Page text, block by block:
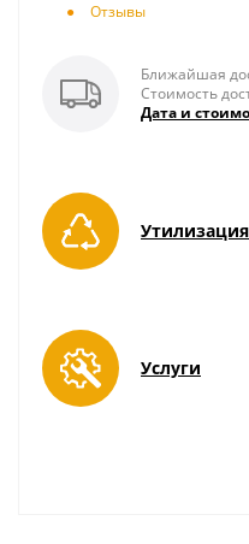
Отзывы
Ближайшая
Стоимость
Дата и
Услуги